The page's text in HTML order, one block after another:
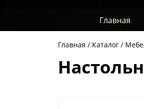
Главная
Главная Каталог